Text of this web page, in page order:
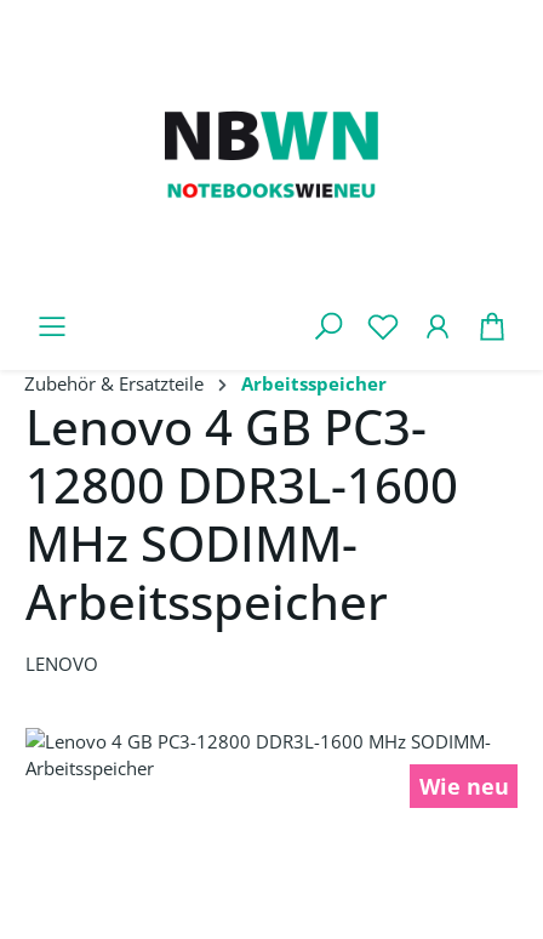
Zubehör & Ersatzteile Arbeitsspeicher
Lenovo 4 GB PC3-
12800 DDR3L-1600
MHz SODIMM-
Arbeitsspeicher
LENOVO
Bildergalerie überspringen
Wie neu